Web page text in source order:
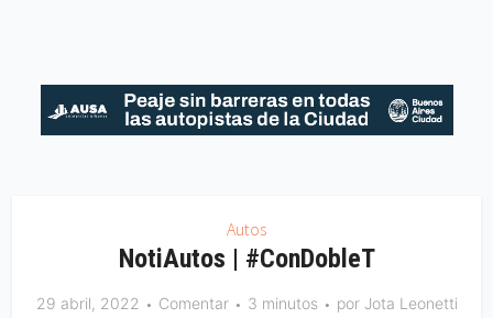
Autos
NotiAutos | #ConDobleT
29 abril, 2022 Comentar 3 minutos por Jota Leonetti